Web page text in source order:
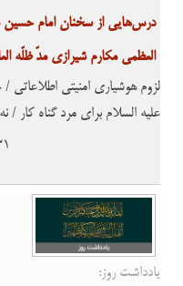
درس‌هایی از سخنان امام حسین
العظمی مکارم شیرازی مدّ ظلّه
لزوم هوشیاری امنیتی
علیه السلام برای مرد گناه کار
از وسیله تا هدف / کاری نکن
/ جزای کسی که صدای یاری امام
در چهره نعمت! / پیامبر صلّی الله
یادداشت روز: